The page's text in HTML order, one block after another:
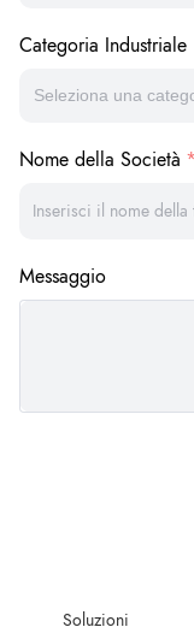
Categoria Industriale
Seleziona una
Nome della Società
Messaggio
Soluzioni